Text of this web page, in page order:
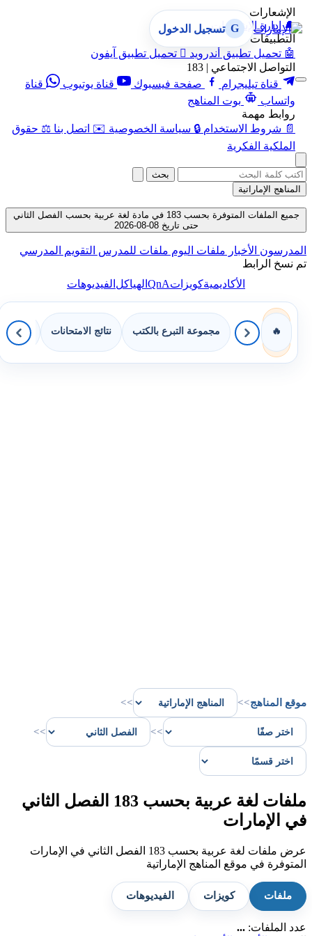
الإشعارات
🔔 إدارة الإشعارات
التطبيقات
🤖 تحميل تطبيق أندرويد  تحميل تطبيق آيفون
التواصل الاجتماعي | 183
قناة تيليجرام
صفحة فيسبوك قناة يوتيوب
قناة
واتساب
بوت المناهج
روابط مهمة
📄 شروط الاستخدام 🔒 سياسة الخصوصية ✉️ اتصل بنا ⚖️ حقوق
الملكية الفكرية
G تسجيل الدخول
بحث
المناهج الإماراتية
جميع الملفات المتوفرة بحسب 183 في مادة لغة عربية بحسب الفصل الثاني
حتى تاريخ 08-08-2026
المدرسون الأخبار ملفات اليوم ملفات للمدرس التقويم المدرسي
تم نسخ الرابط
الأكاديميةكويزاتQnAالهياكلالفيديوهات
🔥 مجموعة التبرع بالكتب نتائج الامتحانات
موقع المناهج>>
>>
>>
>>
ملفات لغة عربية بحسب 183 الفصل الثاني
في الإمارات
عرض ملفات لغة عربية بحسب 183 الفصل الثاني في الإمارات
المتوفرة في موقع المناهج الإماراتية
ملفات كويزات الفيديوهات
عدد الملفات: ...